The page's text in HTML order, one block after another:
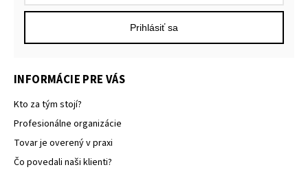
INFORMÁCIE PRE VÁS
Kto za tým stojí?
Profesionálne organizácie
Tovar je overený v praxi
Čo povedali naši klienti?
Prihlásiť sa